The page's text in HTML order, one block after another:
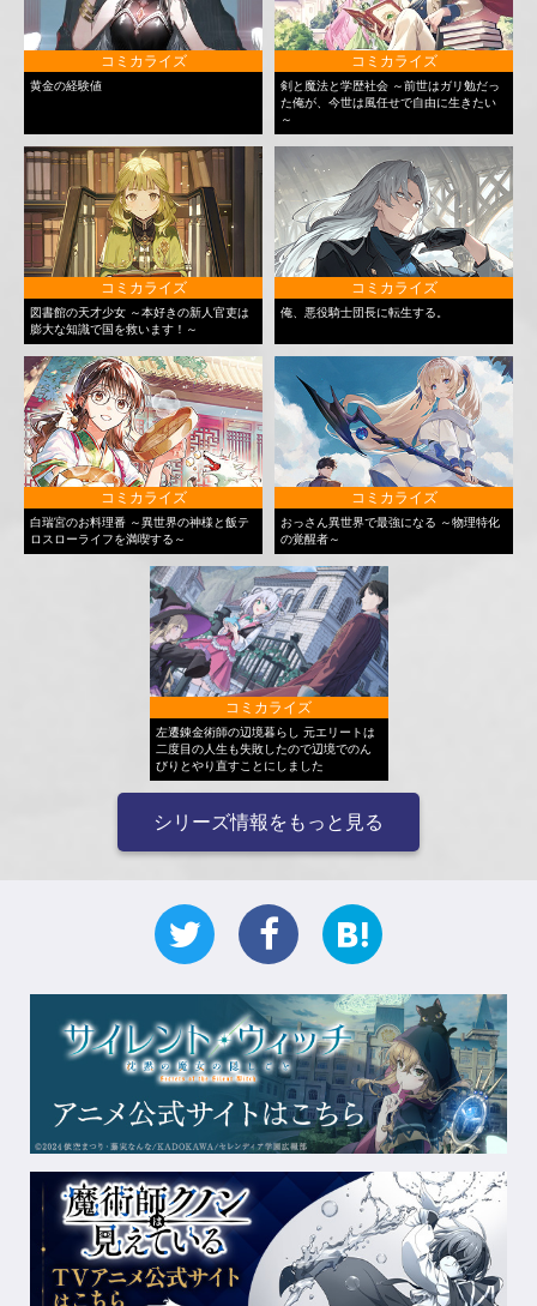
コミカライズ
黄金の経験値
コミカライズ
剣と魔法と学歴社会 ～前世はガリ勉だっ
た俺が、今世は風任せで自由に生きたい
～
コミカライズ
図書館の天才少女 ～本好きの新人官吏は
膨大な知識で国を救います！～
コミカライズ
俺、悪役騎士団長に転生する。
コミカライズ
白瑞宮のお料理番 ～異世界の神様と飯テ
ロスローライフを満喫する～
コミカライズ
おっさん異世界で最強になる ～物理特化
の覚醒者～
コミカライズ
左遷錬金術師の辺境暮らし 元エリートは
二度目の人生も失敗したので辺境でのん
びりとやり直すことにしました
シリーズ情報をもっと見る